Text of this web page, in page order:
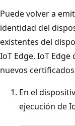
Puede volver a
identidad del
existentes del
IoT Edge. IoT
nuevos
En el
ejecución de